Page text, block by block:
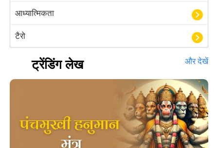
आध्यात्मिकता
टैरो
हस्तरेखा शास्त्र
बॉलीवुड
खेल
ट्रेंडिंग लेख और देखें